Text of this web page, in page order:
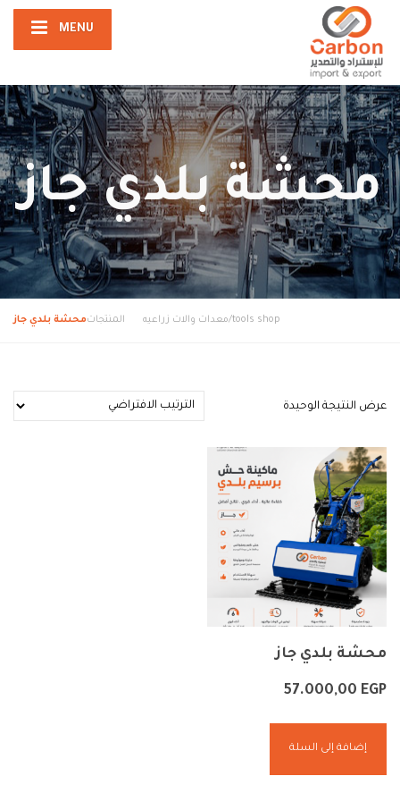
MENU
محشة بلدي جاز
tools shop/معدات والات زراعيه المنتجاتمحشة بلدي جاز
عرض النتيجة الوحيدة
محشة بلدي جاز
57.000,00 EGP
إضافة إلى السلة